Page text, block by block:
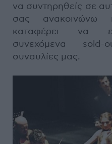
να συντηρηθείς σε
σας ανακοινώνω
καταφέρει να
συνεχόμενα
συναυλίες μας.